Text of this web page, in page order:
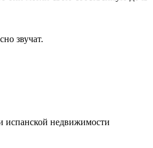
звучат.
испанской недвижимости